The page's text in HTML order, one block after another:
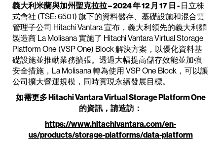
義大利米蘭與加州聖克拉拉 – 2024 年 12 月 17 日 - 日立株
式會社 (TSE: 6501) 旗下的資料儲存、基礎設施和混合雲
管理子公司 Hitachi Vantara 宣布，義大利領先的義大利麵
製造商 La Molisana 實施了 Hitachi Vantara Virtual Storage
Platform One (VSP One) Block 解決方案，以優化資料基
礎設施並推動業務擴張。透過大幅提高儲存效能並加強
安全措施，La Molisana 轉為使用 VSP One Block，可以讓
公司擴大營運規模，同時實現永續發展目標。
如需更多 Hitachi Vantara Virtual Storage Platform One
的資訊，請造訪：
https://www.hitachivantara.com/en-
us/products/storage-platforms/data-platform